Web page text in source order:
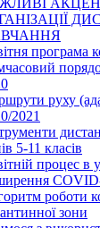
програма
руху
2021
5-11 класів
процес в
роботи
зони